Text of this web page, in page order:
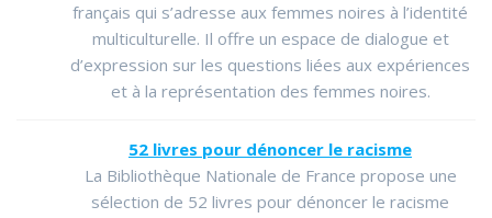
français qui s’adresse aux femmes noires à l’identité
multiculturelle. Il offre un espace de dialogue et
d’expression sur les questions liées aux expériences
et à la représentation des femmes noires.
52 livres pour dénoncer le racisme
La Bibliothèque Nationale de France propose une
sélection de 52 livres pour dénoncer le racisme